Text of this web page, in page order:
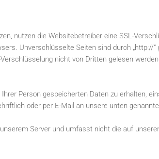
nutzen die Websitebetreiber eine SSL-
Unverschlüsselte Seiten sind durch
nicht von Dritten gelesen
Person gespeicherten Daten zu erhalten,
oder per E-Mail an unsere unten
Server und umfasst nicht die auf